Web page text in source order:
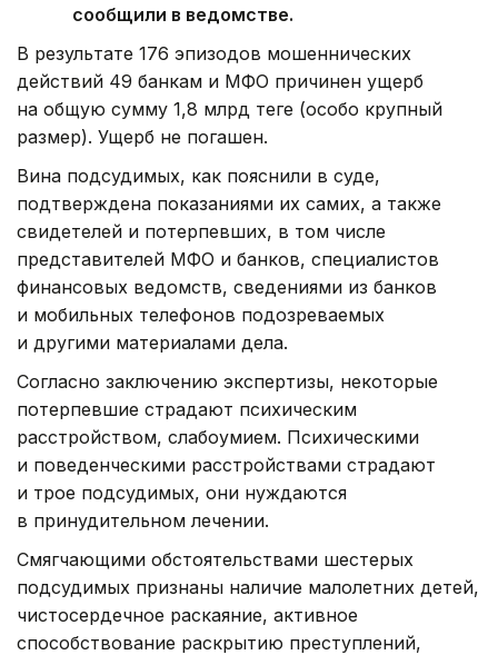
сообщили в ведомстве.
В результате 176 эпизодов мошеннических
действий 49 банкам и МФО причинен ущерб
на общую сумму 1,8 млрд теңге (особо крупный
размер). Ущерб не погашен.
Вина подсудимых, как пояснили в суде,
подтверждена показаниями их самих, а также
свидетелей и потерпевших, в том числе
представителей МФО и банков, специалистов
финансовых ведомств, сведениями из банков
и мобильных телефонов подозреваемых
и другими материалами дела.
Согласно заключению экспертизы, некоторые
потерпевшие страдают психическим
расстройством, слабоумием. Психическими
и поведенческими расстройствами страдают
и трое подсудимых, они нуждаются
в принудительном лечении.
Смягчающими обстоятельствами шестерых
подсудимых признаны наличие малолетних детей,
чистосердечное раскаяние, активное
способствование раскрытию преступлений,